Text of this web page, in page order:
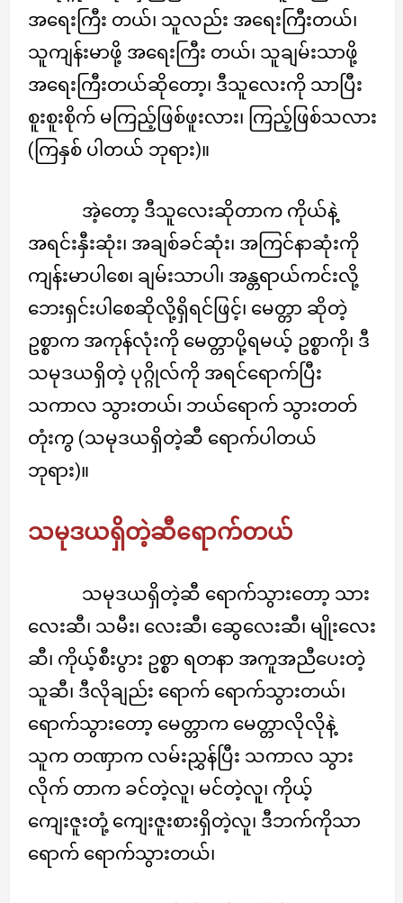
အရေးကြီး တယ်၊ သူလည်း အရေးကြီးတယ်၊
သူကျန်းမာဖို့ အရေးကြီး တယ်၊ သူချမ်းသာဖို့
အရေးကြီးတယ်ဆိုတော့၊ ဒီသူလေးကို သာပြီး
စူးစူးစိုက် မကြည့်ဖြစ်ဖူးလား၊ ကြည့်ဖြစ်သလား
(ကြနှစ် ပါတယ် ဘုရား)။
အဲ့တော့ ဒီသူလေးဆိုတာက ကိုယ်နဲ့
အရင်းနှီးဆုံး၊ အချစ်ခင်ဆုံး၊ အကြင်နာဆုံးကို
ကျန်းမာပါစေ၊ ချမ်းသာပါ၊ အန္တရာယ်ကင်းလို့
ဘေးရှင်းပါစေဆိုလို့ရှိရင်ဖြင့်၊ မေတ္တာ ဆိုတဲ့
ဥစ္စာက အကုန်လုံးကို မေတ္တာပို့ရမယ့် ဥစ္စာကို၊ ဒီ
သမုဒယရှိတဲ့ ပုဂ္ဂိုလ်ကို အရင်ရောက်ပြီး
သကာလ သွားတယ်၊ ဘယ်ရောက် သွားတတ်
တုံးကွ (သမုဒယရှိတဲ့ဆီ ရောက်ပါတယ်
ဘုရား)။
သမုဒယရှိတဲ့ဆီရောက်တယ်
သမုဒယရှိတဲ့ဆီ ရောက်သွားတော့ သား
လေးဆီ၊ သမီး၊ လေးဆီ၊ ဆွေလေးဆီ၊ မျိုးလေး
ဆီ၊ ကိုယ့်စီးပွား ဥစ္စာ ရတနာ အကူအညီပေးတဲ့
သူဆီ၊ ဒီလိုချည်း ရောက် ရောက်သွားတယ်၊
ရောက်သွားတော့ မေတ္တာက မေတ္တာလိုလိုနဲ့
သူက တဏှာက လမ်းညွှန်ပြီး သကာလ သွား
လိုက် တာက ခင်တဲ့လူ၊ မင်တဲ့လူ၊ ကိုယ့်
ကျေးဇူးတုံ့ ကျေးဇူးစားရှိတဲ့လူ၊ ဒီဘက်ကိုသာ
ရောက် ရောက်သွားတယ်၊